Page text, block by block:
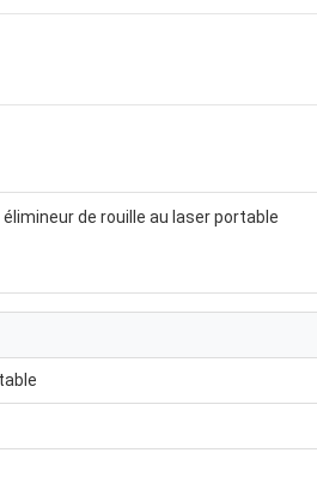
de rouille au laser portable